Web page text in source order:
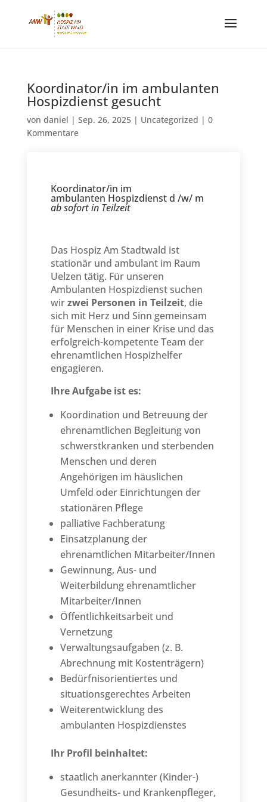
Koordinator/in im ambulanten
Hospizdienst gesucht
von daniel | Sep. 26, 2025| Uncategorized | 0
Kommentare
Koordinator/in im
ambulanten Hospizdienst d /w/ m
ab sofort in Teilzeit
Das Hospiz Am Stadtwald ist
stationär und ambulant im Raum
Uelzen tätig. Für unseren
Ambulanten Hospizdienst suchen
wirzwei Personen in Teilzeit, die
sich mit Herz und Sinn gemeinsam
für Menschen in einer Krise und das
erfolgreich-kompetente Team der
ehrenamtlichen Hospizhelfer
engagieren.
Ihre Aufgabe ist es:
Koordination und Betreuung der
ehrenamtlichen Begleitung von
schwerstkranken und sterbenden
Menschen und deren
Angehörigen im häuslichen
Umfeld oder Einrichtungen der
stationären Pflege
palliative Fachberatung
Einsatzplanung der
ehrenamtlichen Mitarbeiter/Innen
Gewinnung, Aus- und
Weiterbildung ehrenamtlicher
Mitarbeiter/Innen
Öffentlichkeitsarbeit und
Vernetzung
Verwaltungsaufgaben (z. B.
Abrechnung mit Kostenträgern)
Bedürfnisorientiertes und
situationsgerechtes Arbeiten
Weiterentwicklung des
ambulanten Hospizdienstes
Ihr Profil beinhaltet:
staatlich anerkannter (Kinder-)
Gesundheits- und Krankenpfleger,